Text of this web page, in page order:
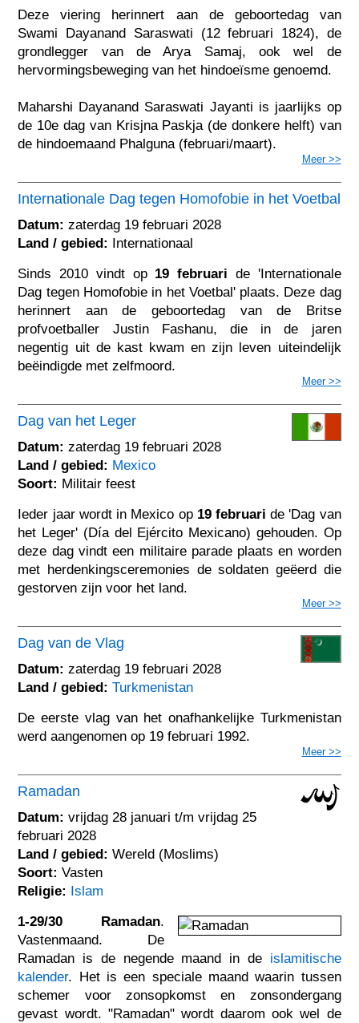
Deze viering herinnert aan de geboortedag van
Swami Dayanand Saraswati (12 februari 1824), de
grondlegger van de Arya Samaj, ook wel de
hervormingsbeweging van het hindoeïsme genoemd.
Maharshi Dayanand Saraswati Jayanti is jaarlijks op
de 10e dag van Krisjna Paskja (de donkere helft) van
de hindoemaand Phalguna (februari/maart).
Meer >>
Internationale Dag tegen Homofobie in het Voetbal
Datum: zaterdag 19 februari 2028
Land / gebied: Internationaal
Sinds 2010 vindt op 19 februari de 'Internationale
Dag tegen Homofobie in het Voetbal' plaats. Deze dag
herinnert aan de geboortedag van de Britse
profvoetballer Justin Fashanu, die in de jaren
negentig uit de kast kwam en zijn leven uiteindelijk
beëindigde met zelfmoord.
Meer >>
Dag van het Leger
Datum: zaterdag 19 februari 2028
Land / gebied: Mexico
Soort: Militair feest
Ieder jaar wordt in Mexico op 19 februari de 'Dag van
het Leger' (Día del Ejército Mexicano) gehouden. Op
deze dag vindt een militaire parade plaats en worden
met herdenkingsceremonies de soldaten geëerd die
gestorven zijn voor het land.
Meer >>
Dag van de Vlag
Datum: zaterdag 19 februari 2028
Land / gebied: Turkmenistan
De eerste vlag van het onafhankelijke Turkmenistan
werd aangenomen op 19 februari 1992.
Meer >>
Ramadan
Datum: vrijdag 28 januari t/m vrijdag 25
februari 2028
Land / gebied: Wereld (Moslims)
Soort: Vasten
Religie: Islam
1-29/30 Ramadan.
Vastenmaand. De
Ramadan is de negende maand in de islamitische
kalender. Het is een speciale maand waarin tussen
schemer voor zonsopkomst en zonsondergang
gevast wordt. "Ramadan" wordt daarom ook wel de